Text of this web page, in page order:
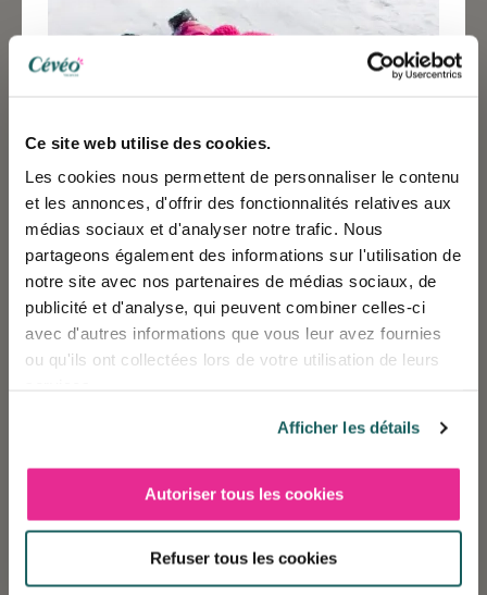
Ce site web utilise des cookies.
Les cookies nous permettent de personnaliser le contenu
et les annonces, d'offrir des fonctionnalités relatives aux
médias sociaux et d'analyser notre trafic. Nous
partageons également des informations sur l'utilisation de
notre site avec nos partenaires de médias sociaux, de
publicité et d'analyse, qui peuvent combiner celles-ci
avec d'autres informations que vous leur avez fournies
ou qu'ils ont collectées lors de votre utilisation de leurs
Afficher les détails
Autoriser tous les cookies
Refuser tous les cookies
pour la saison Hiver 2027
Offrez-vous dès maintenant le choix des